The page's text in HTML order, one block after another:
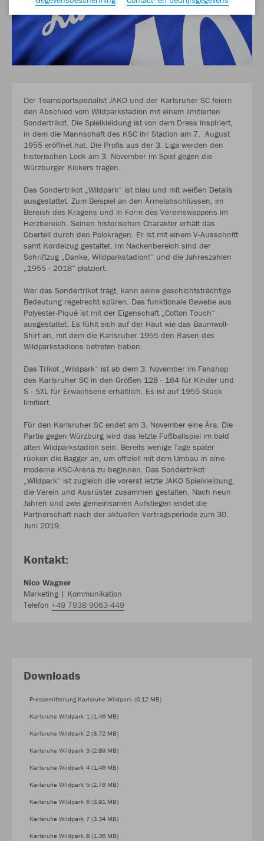
Der Teamsportspezialist JAKO und der Karlsruher SC feiern
den Abschied vom Wildparkstadion mit einem limitierten
Sondertrikot. Die Spielkleidung ist von dem Dress inspiriert,
in dem die Mannschaft des KSC ihr Stadion am 7. August
1955 eröffnet hat. Die Profis aus der 3. Liga werden den
historischen Look am 3. November im Spiel gegen die
Würzburger Kickers tragen.
Das Sondertrikot „Wildpark“ ist blau und mit weißen Details
ausgestattet. Zum Beispiel an den Ärmelabschlüssen, im
Bereich des Kragens und in Form des Vereinswappens im
Herzbereich. Seinen historischen Charakter erhält das
Oberteil durch den Polokragen. Er ist mit einem V-Ausschnitt
samt Kordelzug gestaltet. Im Nackenbereich sind der
Schriftzug „Danke, Wildparkstadion!“ und die Jahreszahlen
„1955 - 2018“ platziert.
Wer das Sondertrikot trägt, kann seine geschichtsträchtige
Bedeutung regelrecht spüren. Das funktionale Gewebe aus
Polyester-Piqué ist mit der Eigenschaft „Cotton Touch“
ausgestattet. Es fühlt sich auf der Haut wie das Baumwoll-
Shirt an, mit dem die Karlsruher 1955 den Rasen des
Wildparkstadions betreten haben.
Das Trikot „Wildpark“ ist ab dem 3. November im Fanshop
des Karlsruher SC in den Größen 128 - 164 für Kinder und
S - 5XL für Erwachsene erhältlich. Es ist auf 1955 Stück
limitiert.
Für den Karlsruher SC endet am 3. November eine Ära. Die
Partie gegen Würzburg wird das letzte Fußballspiel im bald
alten Wildparkstadion sein. Bereits wenige Tage später
rücken die Bagger an, um offiziell mit dem Umbau in eine
moderne KSC-Arena zu beginnen. Das Sondertrikot
„Wildpark“ ist zugleich die vorerst letzte JAKO Spielkleidung,
die Verein und Ausrüster zusammen gestalten. Nach neun
Jahren und zwei gemeinsamen Aufstiegen endet die
Partnerschaft nach der aktuellen Vertragsperiode zum 30.
Juni 2019.
Kontakt:
Nico Wagner
Marketing | Kommunikation
Telefon +49 7938 9063-449
Downloads
Pressemitteilung Karlsruhe Wildpark (0.12 MB)
Karlsruhe Wildpark 1 (1.46 MB)
Karlsruhe Wildpark 2 (3.72 MB)
Karlsruhe Wildpark 3 (2.89 MB)
Karlsruhe Wildpark 4 (1.46 MB)
Karlsruhe Wildpark 5 (2.76 MB)
Karlsruhe Wildpark 6 (3.91 MB)
Karlsruhe Wildpark 7 (3.34 MB)
Karlsruhe Wildpark 8 (1.36 MB)